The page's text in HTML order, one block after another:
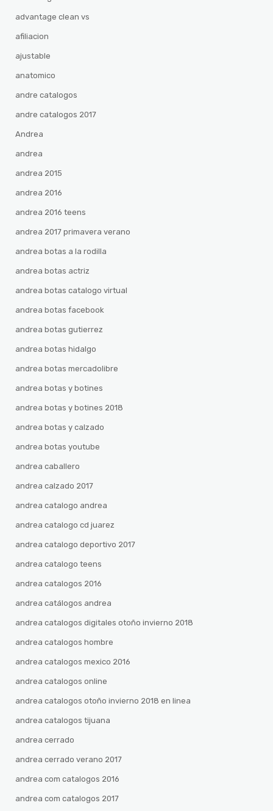
advantage clean vs
afiliacion
ajustable
anatomico
andre catalogos
andre catalogos 2017
Andrea
andrea
andrea 2015
andrea 2016
andrea 2016 teens
andrea 2017 primavera verano
andrea botas a la rodilla
andrea botas actriz
andrea botas catalogo virtual
andrea botas facebook
andrea botas gutierrez
andrea botas hidalgo
andrea botas mercadolibre
andrea botas y botines
andrea botas y botines 2018
andrea botas y calzado
andrea botas youtube
andrea caballero
andrea calzado 2017
andrea catalogo andrea
andrea catalogo cd juarez
andrea catalogo deportivo 2017
andrea catalogo teens
andrea catalogos 2016
andrea catálogos andrea
andrea catalogos digitales otoño invierno 2018
andrea catalogos hombre
andrea catalogos mexico 2016
andrea catalogos online
andrea catalogos otoño invierno 2018 en linea
andrea catalogos tijuana
andrea cerrado
andrea cerrado verano 2017
andrea com catalogos 2016
andrea com catalogos 2017